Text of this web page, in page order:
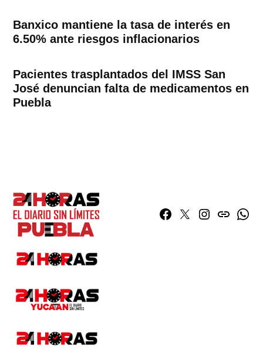
Banxico mantiene la tasa de interés en
6.50% ante riesgos inflacionarios
Pacientes trasplantados del IMSS San
José denuncian falta de medicamentos en
Puebla
Facebook
TwitterInstagram
issuu